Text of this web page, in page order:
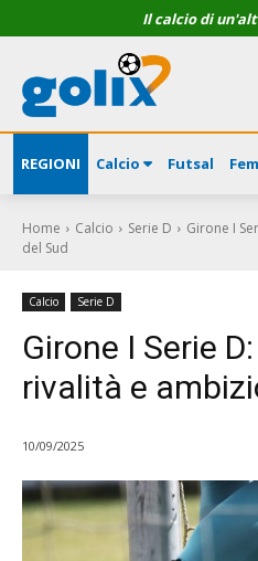
Il calcio di
REGIONI Calcio Futsal
Home Calcio Serie D
Girone I
del Sud
Calcio Serie D
Girone I Serie
rivalità e
10/09/2025